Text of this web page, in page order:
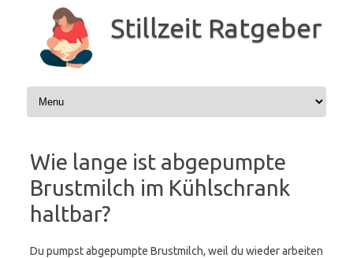
springen
Stillzeit Ratgeber
Wie lange ist abgepumpte
Brustmilch im Kühlschrank
haltbar?
Du pumpst abgepumpte Brustmilch, weil du wieder arbeiten